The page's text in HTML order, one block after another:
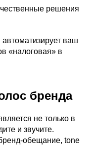
решения
автоматизирует ваш
«налоговая» в
бренда
не только в
и звучите.
обещание, tone